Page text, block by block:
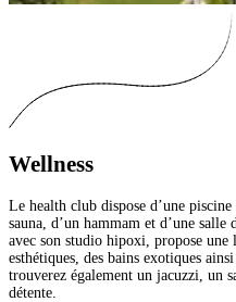
Wellness
Le health club dispose d’une
sauna, d’un hammam et d’une
avec son studio hipoxi, propose une
esthétiques, des bains exotiques
trouverez également un jacuzzi, un
détente.